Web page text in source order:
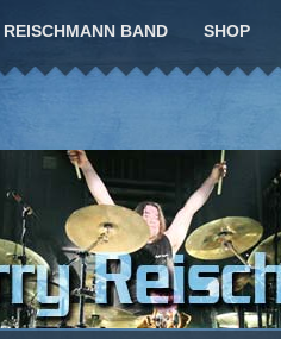
REISCHMANN BAND SHOP